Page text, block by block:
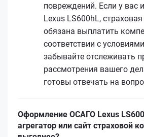
повреждений. Если у вас
Lexus LS600hL,
обязана выплатить
соответствии с
забывайте отслеживать
рассмотрения вашего
готовы отвечать на
Оформление ОСАГО Lexus
агрегатор или сайт страховой